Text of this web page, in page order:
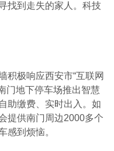
找到走失的家人。科技
极响应西安市“互联网
门地下停车场推出智慧
助缴费、实时出入。如
提供南门周边2000多个
感到烦恼。